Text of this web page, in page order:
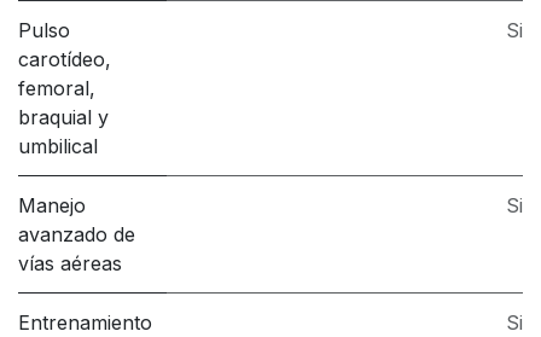
Pulso
carotídeo,
femoral,
braquial y
umbilical
Si
Manejo
avanzado de
vías aéreas
Si
Entrenamiento
Si